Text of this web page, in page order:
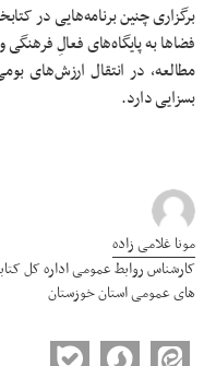
برگزاری چنین برنامه‌هایی در
فضاها به پایگاه‌های فعالِ
مطالعه، در انتقال ارزش‌های
بسزایی دارد.
مونا غلامی زاده
کارشناس روابط عمومی اداره کل
های عمومی استان خوزستان